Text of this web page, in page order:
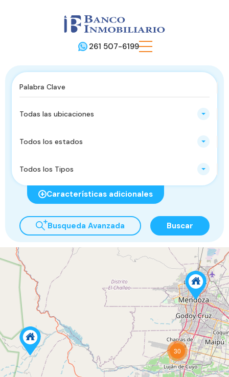
261 507-6199
Todas las ubicaciones
Todos los estados
Todos los Tipos
Características adicionales
Busqueda Avanzada Buscar
30